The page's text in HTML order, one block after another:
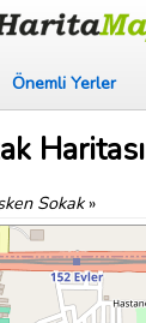
Önemli Yerler
Haritası
Sokak»